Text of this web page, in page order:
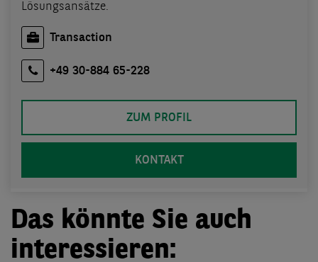
Lösungsansätze.
Transaction
+49 30-884 65-228
ZUM PROFIL
KONTAKT
Das könnte Sie auch
interessieren: